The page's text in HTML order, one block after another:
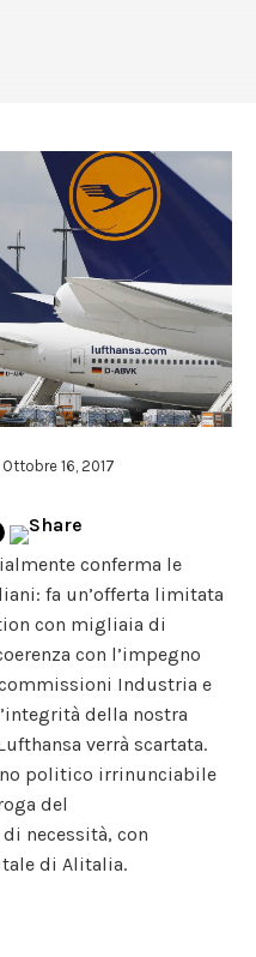
Ottobre 16, 2017
conferma le
fa un’offerta limitata
con migliaia di
con l’impegno
Industria e
della nostra
verrà scartata.
politico irrinunciabile
del
necessità, con
di Alitalia.